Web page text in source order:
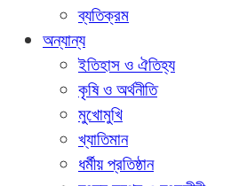
ব্যতিক্রম
অন্যান্য
ইতিহাস ও ঐতিহ্য
কৃষি ও অর্থনীতি
মুখোমুখি
খ্যাতিমান
ধর্মীয় প্রতিষ্ঠান